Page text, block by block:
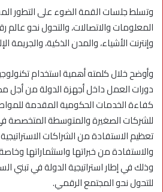
وتسلط جلسات القمة الضوء على التطور
المعلومات والاتصالات، والتحول نحو
وإنترنت الأشياء، والمدن الذكية، والجريمة
وأوضح خلال كلمته أهمية استخدام
دورات العمل داخل أجهزة الدولة من أجل
كفاءة الخدمات الحكومية المقدمة
للشركات الصغيرة والمتوسطة
تعظيم الاستفادة من الشراكات
والاستفادة من خبراتها واستثماراتها
وذلك في إطار استراتيجية الدولة في تبني
للتحول نحو المجتمع الرقمي.